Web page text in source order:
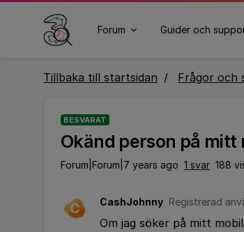
Forum Guider och
Tillbaka till startsidan Frågor och
BESVARAT
Okänd person på mitt
Forum|Forum|7 years ago 1 svar 188
C CashJohnny Registrerad
Om jag söker på mitt